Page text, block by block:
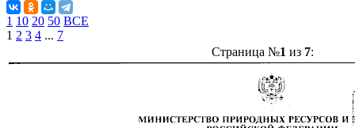
1 10 20 50 ВСЕ
1 2 3 4 ... 7
Страница №1 из 7: